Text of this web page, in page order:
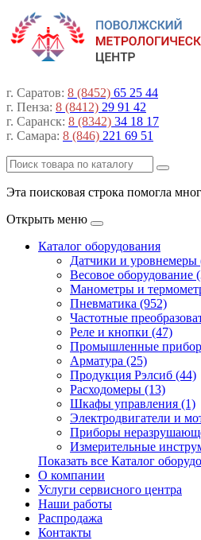
г. Саратов: 8 (8452) 65 25 44
г. Пенза: 8 (8412) 29 91 42
г. Саранск: 8 (8342) 34 18 17
г. Самара: 8 (846) 221 69 51
Эта поисковая строка помогла
Открыть меню
Каталог оборудования
Датчики и уровнемеры
Весовое оборудование
Манометры и
Пневматика (952)
Частотные
Реле и кнопки (47)
Промышленные
Арматура (25)
Продукция Рэлсиб (44)
Расходомеры (13)
Шкафы управления (1)
Электродвигатели и
Приборы
Измерительные
Показать все Каталог
О компании
Услуги сервисного центра
Наши работы
Распродажа
Контакты